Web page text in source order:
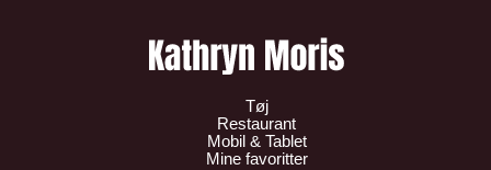
Tøj
Restaurant
Mobil & Tablet
Mine favoritter